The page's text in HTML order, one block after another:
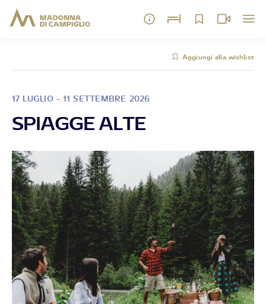
Aggiungi alla wishlist
17 LUGLIO - 11 SETTEMBRE 2026
SPIAGGE ALTE